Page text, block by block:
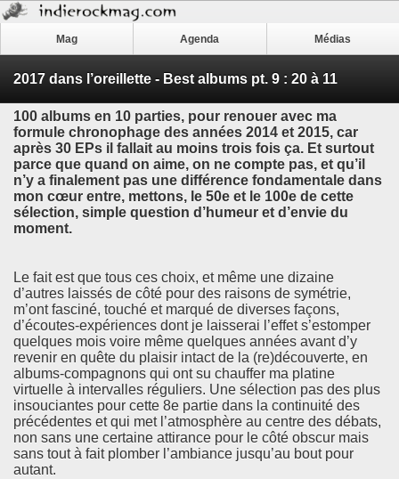
Mag Agenda Médias
2017 dans l’oreillette - Best albums pt. 9 : 20 à 11
100 albums en 10 parties, pour renouer avec ma
formule chronophage des années 2014 et 2015, car
après 30 EPs il fallait au moins trois fois ça. Et surtout
parce que quand on aime, on ne compte pas, et qu’il
n’y a finalement pas une différence fondamentale dans
mon cœur entre, mettons, le 50e et le 100e de cette
sélection, simple question d’humeur et d’envie du
moment.
Le fait est que tous ces choix, et même une dizaine
d’autres laissés de côté pour des raisons de symétrie,
m’ont fasciné, touché et marqué de diverses façons,
d’écoutes-expériences dont je laisserai l’effet s’estomper
quelques mois voire même quelques années avant d’y
revenir en quête du plaisir intact de la (re)découverte, en
albums-compagnons qui ont su chauffer ma platine
virtuelle à intervalles réguliers. Une sélection pas des plus
insouciantes pour cette 8e partie dans la continuité des
précédentes et qui met l’atmosphère au centre des débats,
non sans une certaine attirance pour le côté obscur mais
sans tout à fait plomber l’ambiance jusqu’au bout pour
autant.